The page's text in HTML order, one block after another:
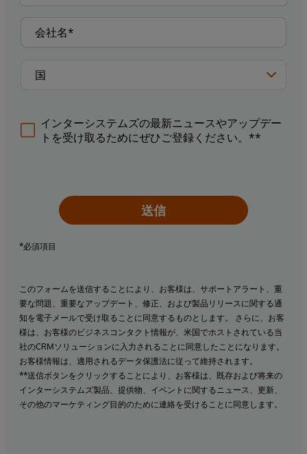
インターシステムズの最新ニュースやアップデー
トを受け取るためにぜひご登録ください。**
送信
*必須項目
このフォームを送信することにより、お客様は、サポートアラート、重
要な問題、重要なアップデート、修正、および製品リリースに関する通
知を電子メールで受け取ることに同意するものとします。 さらに、お客
様は、お客様のビジネスコンタクト情報が、米国でホストされている当
社のCRMソリューションに入力されることに同意したことになります。
お客様情報は、適用されるデータ保護法に従って維持されます。
**送信ボタンをクリックすることにより、お客様は、既存および将来の
インターシステムズ製品、提供物、イベントに関するニュース、更新、
その他のマーケティング目的のために連絡を受けることに同意します。